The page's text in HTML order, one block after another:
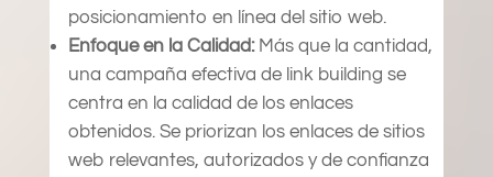
posicionamiento en línea del sitio web.
Enfoque en la Calidad:Más que la cantidad,
una campaña efectiva de link building se
centra en la calidad de los enlaces
obtenidos. Se priorizan los enlaces de sitios
web relevantes, autorizados y de confianza